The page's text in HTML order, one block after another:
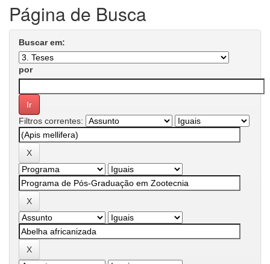
Página de Busca
Buscar em:
por
Filtros correntes: